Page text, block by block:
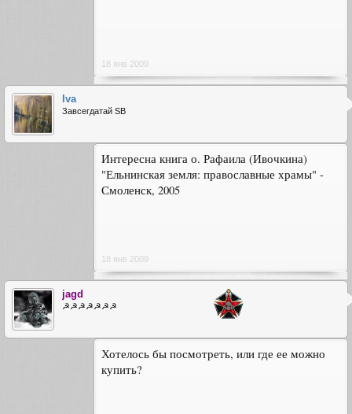
18 янв 2009
Iva
Завсегдатай SB
Интересна книга о. Рафаила (Ивочкина)
"Ельнинская земля: православные храмы" -
Смоленск, 2005
18 янв 2009
jagd
☭☭☭☭☭☭☭
Хотелось бы посмотреть, или где ее можно
купить?